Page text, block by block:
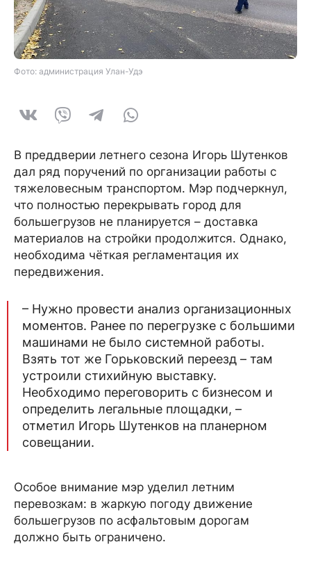
Фото: администрация Улан-Удэ
В преддверии летнего сезона Игорь Шутенков
дал ряд поручений по организации работы с
тяжеловесным транспортом. Мэр подчеркнул,
что полностью перекрывать город для
большегрузов не планируется – доставка
материалов на стройки продолжится. Однако,
необходима чёткая регламентация их
передвижения.
– Нужно провести анализ организационных
моментов. Ранее по перегрузке с большими
машинами не было системной работы.
Взять тот же Горьковский переезд – там
устроили стихийную выставку.
Необходимо переговорить с бизнесом и
определить легальные площадки, –
отметил Игорь Шутенков на планерном
совещании.
Особое внимание мэр уделил летним
перевозкам: в жаркую погоду движение
большегрузов по асфальтовым дорогам
должно быть ограничено.